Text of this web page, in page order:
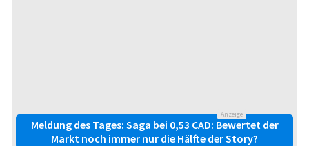
Anzeige
Meldung des Tages: Saga bei 0,53 CAD: Bewertet der
Markt noch immer nur die Hälfte der Story?